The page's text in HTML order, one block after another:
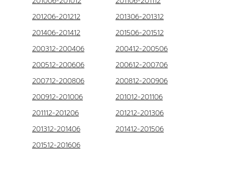
201206-201212
201306-201312
201406-201412
201506-201512
200312-200406
200412-200506
200512-200606
200612-200706
200712-200806
200812-200906
200912-201006
201012-201106
201112-201206
201212-201306
201312-201406
201412-201506
201512-201606